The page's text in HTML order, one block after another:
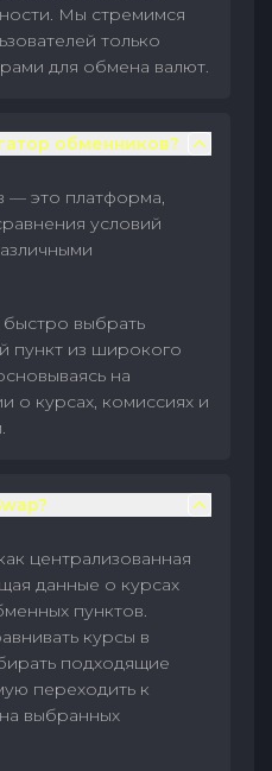
Мы стремимся
только
для обмена валют.
обменников?
— это платформа,
условий
выбрать
пункт из широкого
на
о курсах, комиссиях и
централизованная
данные о курсах
пунктов.
курсы в
подходящие
переходить к
выбранных